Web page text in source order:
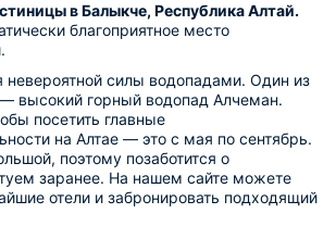
в Балыкче, Республика Алтай.
благоприятное место
невероятной силы водопадами. Один из
высокий горный водопад Алчеман.
посетить главные
на Алтае — это с мая по сентябрь.
поэтому позаботится о
заранее. На нашем сайте можете
отели и забронировать подходящий